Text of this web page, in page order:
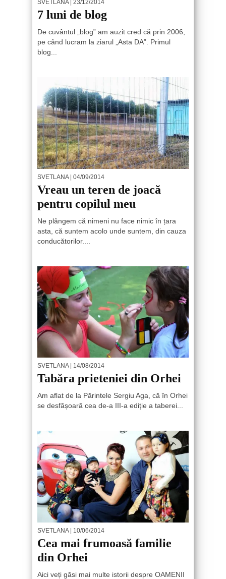
SVETLANA| 23/12/2014
7 luni de blog
De cuvântul „blog” am auzit cred că prin 2006,
pe când lucram la ziarul „Asta DA”. Primul
blog...
SVETLANA| 04/09/2014
Vreau un teren de joacă
pentru copilul meu
Ne plângem că nimeni nu face nimic în țara
asta, că suntem acolo unde suntem, din cauza
conducătorilor....
SVETLANA| 14/08/2014
Tabăra prieteniei din Orhei
Am aflat de la Părintele Sergiu Aga, că în Orhei
se desfășoară cea de-a III-a ediție a taberei...
SVETLANA| 10/06/2014
Cea mai frumoasă familie
din Orhei
Aici veți găsi mai multe istorii despre OAMENII